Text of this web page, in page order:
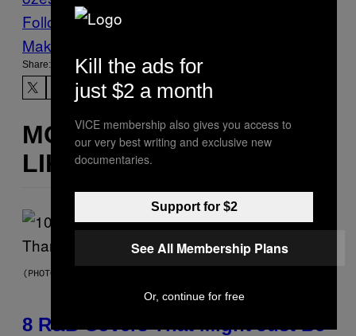
Follow Us On Discover
Make Us Preferred In Top Stories
Share:
MORE
LIKE THIS
(PHOTO BY EBET ROBERTS/REDFERNS)
8 R&B Covers That Might Just Be
Kill the ads for
just $2 a month
VICE membership also gives you access to
our very best writing and exclusive new
documentaries.
Support for $2
See All Membership Plans
Or, continue for free